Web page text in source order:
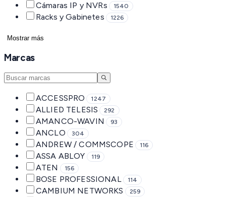
Cámaras IP y NVRs 1540
Racks y Gabinetes 1226
Mostrar más
Marcas
ACCESSPRO 1247
ALLIED TELESIS 292
AMANCO-WAVIN 93
ANCLO 304
ANDREW / COMMSCOPE 116
ASSA ABLOY 119
ATEN 156
BOSE PROFESSIONAL 114
CAMBIUM NETWORKS 259